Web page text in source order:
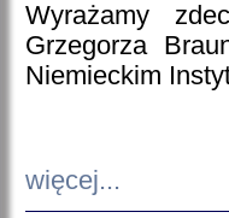
Wyrażamy
Grzegorza
Niemieckim
więcej...